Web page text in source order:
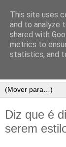
Diz que é
serem
This site uses
and to analyze
shared with
metrics to
statistics, and